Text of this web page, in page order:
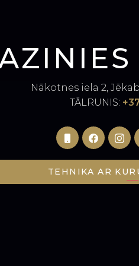
Nākotnes iela 2,
TĀLRUNIS:
TEHNIKA AR